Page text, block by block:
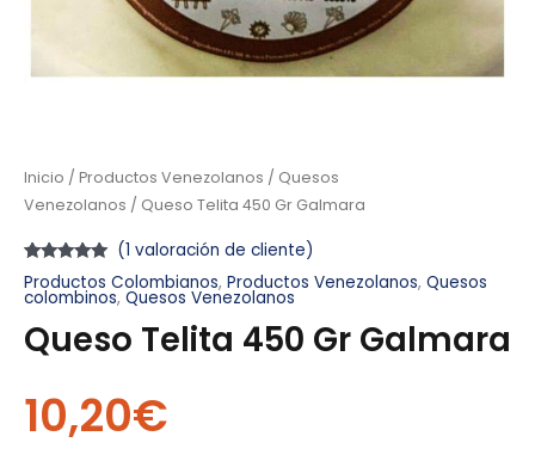
Inicio / Productos Venezolanos / Quesos
Venezolanos / Queso Telita 450 Gr Galmara
Valorado
con5.00de
5 en base a
1
de un cliente
(1 valoración de cliente)
Productos Colombianos, Productos Venezolanos, Quesos
colombinos, Quesos Venezolanos
Queso Telita 450 Gr Galmara
10,20€